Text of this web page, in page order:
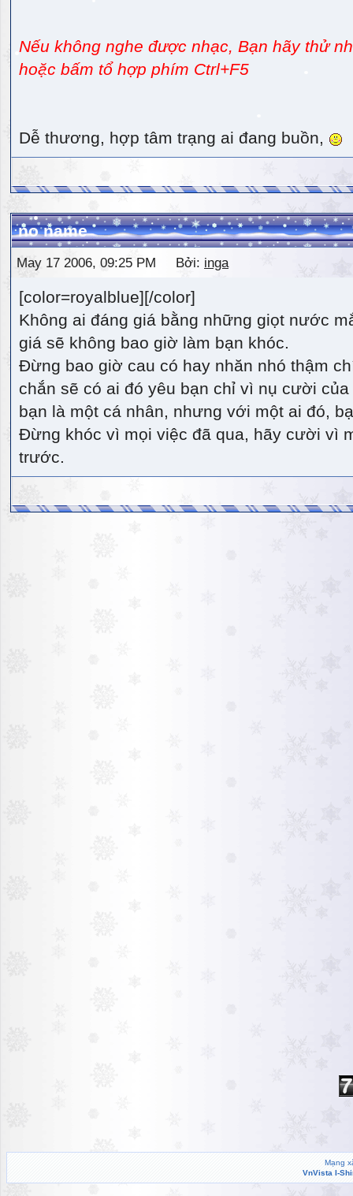
Nếu không nghe được nhạc, Bạn hãy thử
hoặc bấm tổ hợp phím Ctrl+F5
Dễ thương, hợp tâm trạng ai đang buồn,
no name
May 17 2006, 09:25 PM Bởi: inga
[color=royalblue][/color]
Không ai đáng giá bằng những giọt nước
giá sẽ không bao giờ làm bạn khóc.
Đừng bao giờ cau có hay nhăn nhó thậm
chắn sẽ có ai đó yêu bạn chỉ vì nụ cười
bạn là một cá nhân, nhưng với một ai đó,
Đừng khóc vì mọi việc đã qua, hãy cười vì
trước.
Mạng
VnVista I-